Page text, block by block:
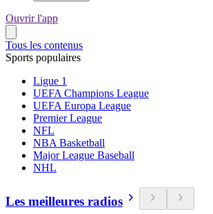
Ouvrir l'app
Tous les contenus
Sports populaires
Ligue 1
UEFA Champions League
UEFA Europa League
Premier League
NFL
NBA Basketball
Major League Baseball
NHL
Les meilleures radios